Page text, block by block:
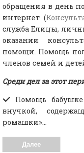
обращения в день
интернет (
служба Елицы,
оказании
помощи. Помощь
членов семей и
Среди дел за этот
Помощь
внучкой,
ромашки»…
Далее